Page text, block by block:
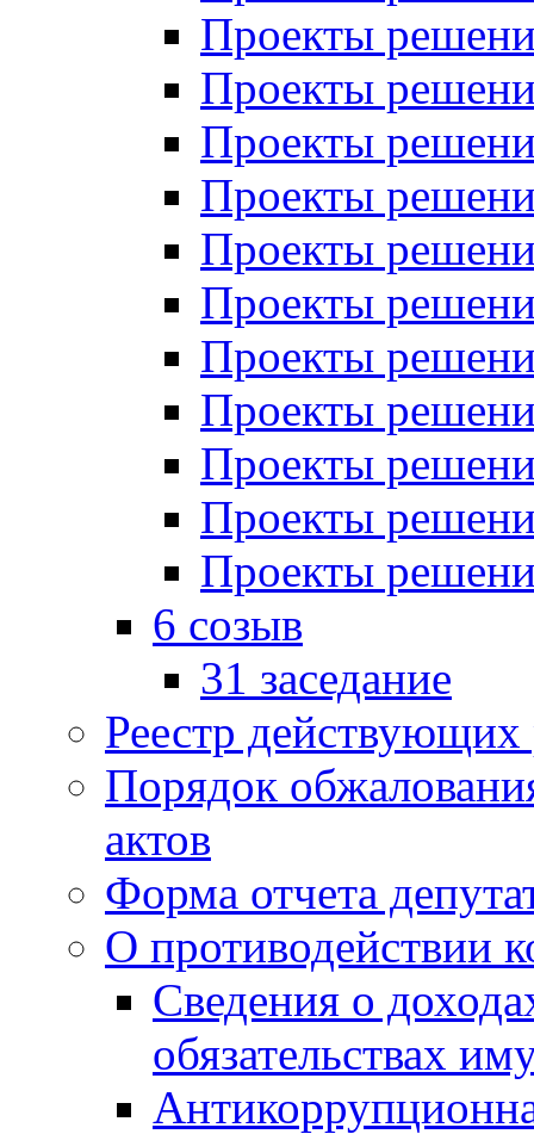
Проекты
Проекты
Проекты
Проекты
Проекты
Проекты
Проекты
Проекты
Проекты
Проекты
Проекты
6 созыв
31 заседание
Реестр
Порядок
актов
Форма отчета
О противодействии
Сведения о
обязательствах